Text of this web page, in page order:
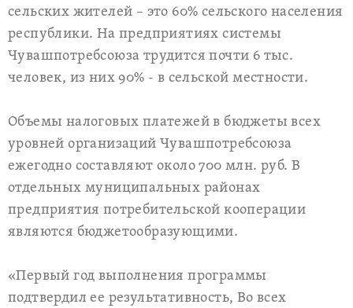
сельских жителей – это 60% сельского населения
республики. На предприятиях системы
Чувашпотребсоюза трудится почти 6 тыс.
человек, из них 90% - в сельской местности.
Объемы налоговых платежей в бюджеты всех
уровней организаций Чувашпотребсоюза
ежегодно составляют около 700 млн. руб. В
отдельных муниципальных районах
предприятия потребительской кооперации
являются бюджетообразующими.
«Первый год выполнения программы
подтвердил ее результативность, Во всех